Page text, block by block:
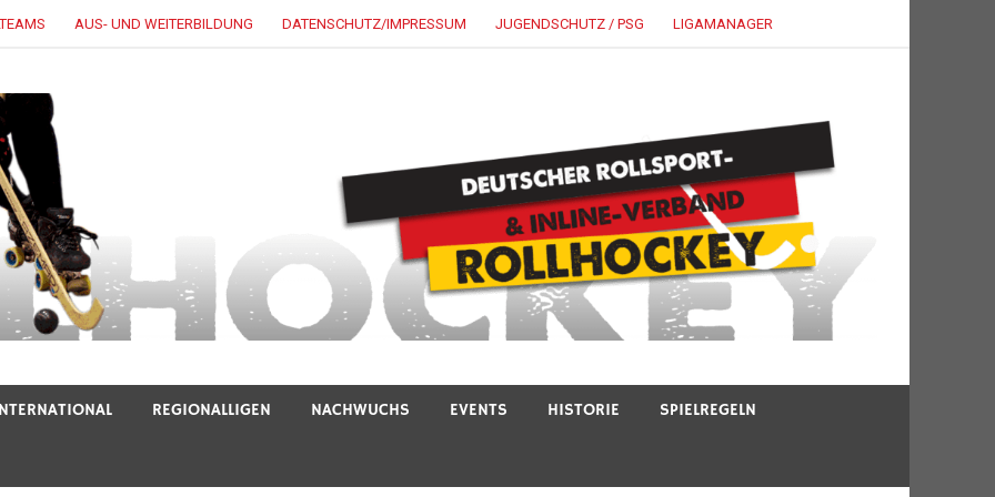
AUS- UND WEITERBILDUNG DATENSCHUTZ/IMPRESSUM JUGENDSCHUTZ / PSG LIGAMANAGER
REGIONALLIGEN NACHWUCHS EVENTS HISTORIE SPIELREGELN